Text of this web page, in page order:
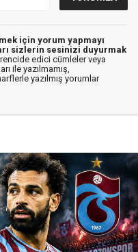
için yorum yapmayı
sizlerin sesinizi duyurmak
edici cümleler veya
ile yazılmamış,
yazılmış yorumlar